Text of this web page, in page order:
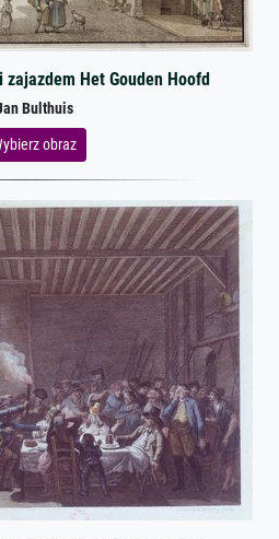
zajazdem Het Gouden Hoofd
Bulthuis
obraz